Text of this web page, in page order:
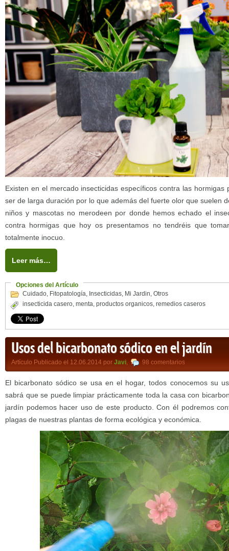
Existen en el mercado insecticidas específicos contra las hormigas
ser de larga duración por lo que además del fuerte olor que suelen
niños y mascotas no merodeen por donde hemos echado el
contra hormigas que hoy os presentamos no tendréis que
totalmente inocuo.
Leer más…
Opciones del Artículo
Cuidado Fitopatología Insecticidas Mi Jardin Otros
insecticida casero menta productos organicos remedios caseros
Usos del bicarbonato sódico en el jardín
Artículo Publicado el 12.06.2014 por Javi 98 comentarios
El bicarbonato sódico se usa en el hogar, todos conocemos su
sabrá que se puede limpiar prácticamente toda la casa con
jardín podemos hacer uso de este producto. Con él podremos
plagas de nuestras plantas de forma ecológica y económica.